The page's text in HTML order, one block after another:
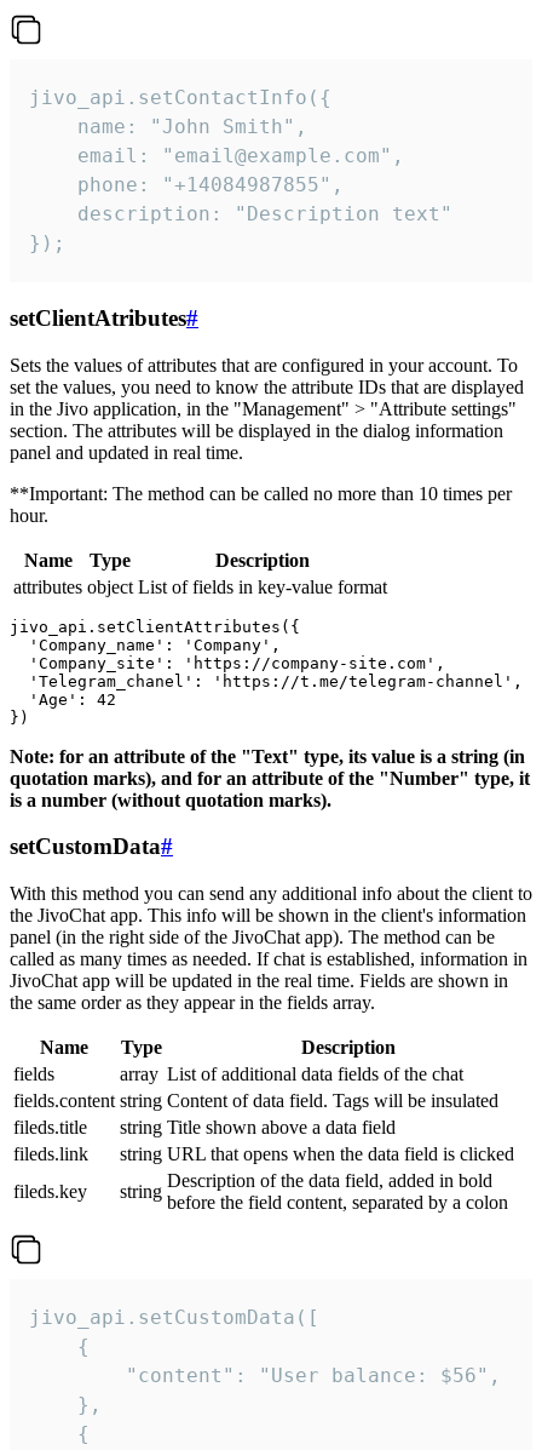
jivo_api.setContactInfo({
    name: "John Smith",
    email: "email@example.com",
    phone: "+14084987855",
    description: "Description text"
});
setClientAtributes#
Sets the values ​​of attributes that are configured in your account. To
set the values, you need to know the attribute IDs that are displayed
in the Jivo application, in the "Management" > "Attribute settings"
section. The attributes will be displayed in the dialog information
panel and updated in real time.
**Important: The method can be called no more than 10 times per
hour.
Name Type
Description
attributes object List of fields in key-value format
jivo_api.setClientAttributes({
  'Company_name': 'Company',
  'Company_site': 'https://company-site.com',
  'Telegram_chanel': 'https://t.me/telegram-channel',
  'Age': 42
Note: for an attribute of the "Text" type, its value is a string (in
quotation marks), and for an attribute of the "Number" type, it
is a number (without quotation marks).
setCustomData#
With this method you can send any additional info about the client to
the JivoChat app. This info will be shown in the client's information
panel (in the right side of the JivoChat app). The method can be
called as many times as needed. If chat is established, information in
JivoChat app will be updated in the real time. Fields are shown in
the same order as they appear in the fields array.
Name Type
Description
fields
array List of additional data fields of the chat
fields.content string Content of data field. Tags will be insulated
fileds.title
string Title shown above a data field
fileds.link
string URL that opens when the data field is clicked
fileds.key
string
Description of the data field, added in bold
before the field content, separated by a colon
jivo_api.setCustomData([
    {
        "content": "User balance: $56",
    },
    {